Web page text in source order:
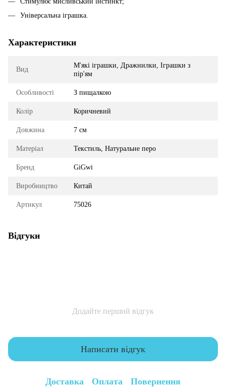
Універсальна іграшка.
Характеристики
Вид
М'які іграшки, Дражнилки, Іграшки з
пір'ям
Особливості З пищалкою
Колір Коричневий
Довжина 7 см
Матеріал Текстиль, Натуральне перо
Бренд GiGwi
Виробництво Китай
Артикул 75026
Відгуки
Додайте перший відгук
Написати відгук
Доставка Оплата Повернення